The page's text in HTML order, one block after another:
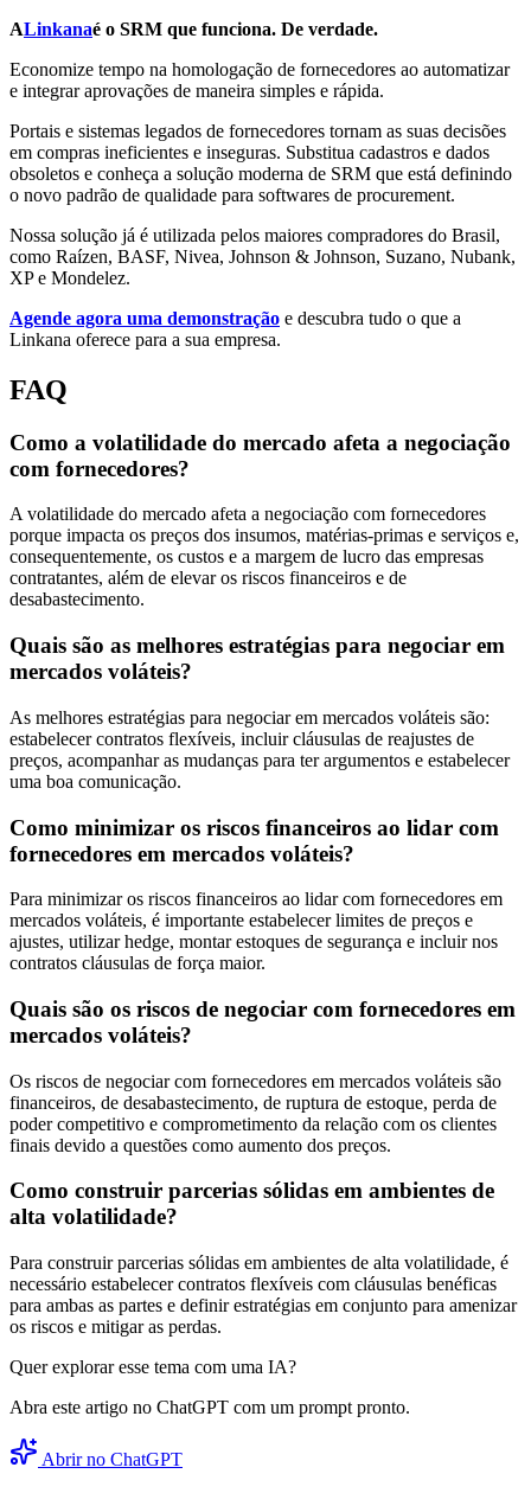
ALinkanaé o SRM que funciona. De verdade.
Economize tempo na homologação de fornecedores ao automatizar
e integrar aprovações de maneira simples e rápida.
Portais e sistemas legados de fornecedores tornam as suas decisões
em compras ineficientes e inseguras. Substitua cadastros e dados
obsoletos e conheça a solução moderna de SRM que está definindo
o novo padrão de qualidade para softwares de procurement.
Nossa solução já é utilizada pelos maiores compradores do Brasil,
como Raízen, BASF, Nivea, Johnson & Johnson, Suzano, Nubank,
XP e Mondelez.
Agende agora uma demonstração e descubra tudo o que a
Linkana oferece para a sua empresa.
FAQ
Como a volatilidade do mercado afeta a negociação
com fornecedores?
A volatilidade do mercado afeta a negociação com fornecedores
porque impacta os preços dos insumos, matérias-primas e serviços e,
consequentemente, os custos e a margem de lucro das empresas
contratantes, além de elevar os riscos financeiros e de
desabastecimento.
Quais são as melhores estratégias para negociar em
mercados voláteis?
As melhores estratégias para negociar em mercados voláteis são:
estabelecer contratos flexíveis, incluir cláusulas de reajustes de
preços, acompanhar as mudanças para ter argumentos e estabelecer
uma boa comunicação.
Como minimizar os riscos financeiros ao lidar com
fornecedores em mercados voláteis?
Para minimizar os riscos financeiros ao lidar com fornecedores em
mercados voláteis, é importante estabelecer limites de preços e
ajustes, utilizar hedge, montar estoques de segurança e incluir nos
contratos cláusulas de força maior.
Quais são os riscos de negociar com fornecedores em
mercados voláteis?
Os riscos de negociar com fornecedores em mercados voláteis são
financeiros, de desabastecimento, de ruptura de estoque, perda de
poder competitivo e comprometimento da relação com os clientes
finais devido a questões como aumento dos preços.
Como construir parcerias sólidas em ambientes de
alta volatilidade?
Para construir parcerias sólidas em ambientes de alta volatilidade, é
necessário estabelecer contratos flexíveis com cláusulas benéficas
para ambas as partes e definir estratégias em conjunto para amenizar
os riscos e mitigar as perdas.
Quer explorar esse tema com uma IA?
Abra este artigo no ChatGPT com um prompt pronto.
Abrir no ChatGPT